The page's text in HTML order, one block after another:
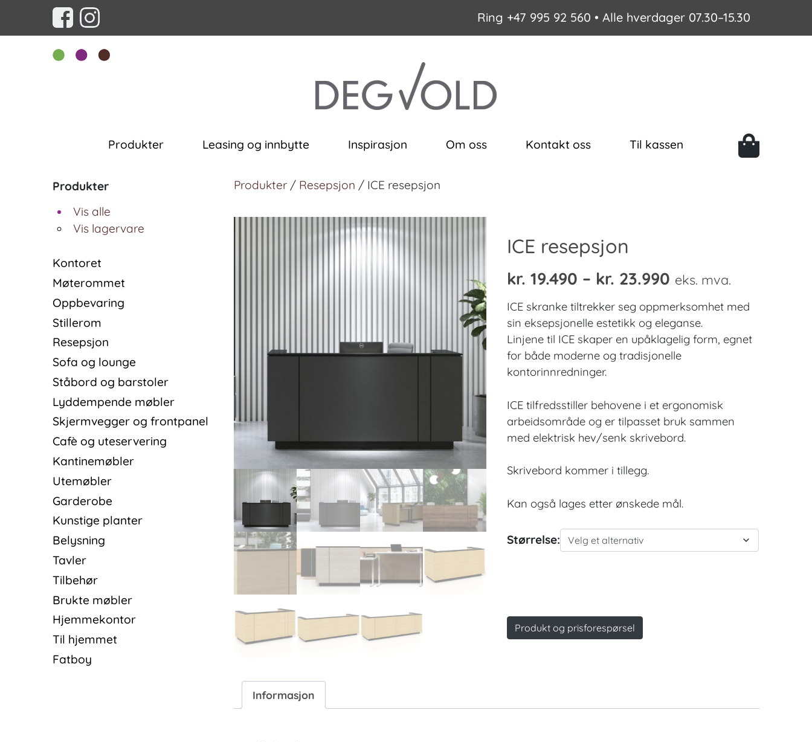
Ring +47 995 92 560 • Alle hverdager 07.30–15.30
Produkter Leasing og innbytte Inspirasjon Om oss Kontakt oss Til kassen
Produkter
Vis alle
Vis lagervare
Kontoret
Møterommet
Oppbevaring
Stillerom
Resepsjon
Sofa og lounge
Ståbord og barstoler
Lyddempende møbler
Skjermvegger og frontpanel
Cafè og uteservering
Kantinemøbler
Utemøbler
Garderobe
Kunstige planter
Belysning
Tavler
Tilbehør
Brukte møbler
Hjemmekontor
Til hjemmet
Fatboy
Produkter / Resepsjon / ICE resepsjon
ICE resepsjon
kr. 19.490 – kr. 23.990 Prisområde:
kr. 19.490
til
kr. 23.990
eks. mva.
ICE skranke tiltrekker seg oppmerksomhet med
sin eksepsjonelle estetikk og eleganse.
Linjene til ICE skaper en upåklagelig form, egnet
for både moderne og tradisjonelle
kontorinnredninger.
ICE tilfredsstiller behovene i et ergonomisk
arbeidsområde og er tilpasset bruk sammen
med elektrisk hev/senk skrivebord.
Skrivebord kommer i tillegg.
Kan også lages etter ønskede mål.
Størrelse:
Produkt og prisforespørsel
Informasjon